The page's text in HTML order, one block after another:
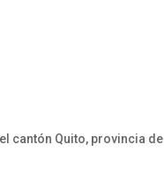
cantón Quito, provincia de